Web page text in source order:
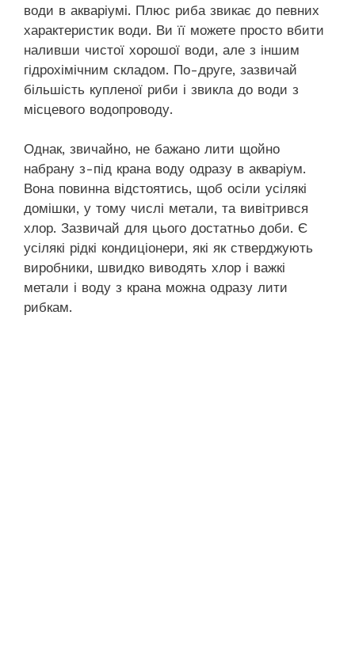
води в акваріумі. Плюс риба звикає до певних
характеристик води. Ви її можете просто вбити
наливши чистої хорошої води, але з іншим
гідрохімічним складом. По-друге, зазвичай
більшість купленої риби і звикла до води з
місцевого водопроводу.
Однак, звичайно, не бажано лити щойно
набрану з-під крана воду одразу в акваріум.
Вона повинна відстоятись, щоб осіли усілякі
домішки, у тому числі метали, та вивітрився
хлор. Зазвичай для цього достатньо доби. Є
усілякі рідкі кондиціонери, які як стверджують
виробники, швидко виводять хлор і важкі
метали і воду з крана можна одразу лити
рибкам.